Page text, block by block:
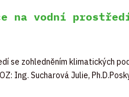
na vodní
zohledněním klimatických
Ing. Sucharová Julie,